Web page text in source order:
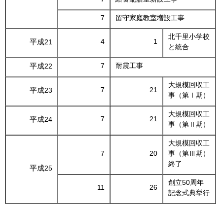
7 留守家庭教室増設工事
平成21 4 1
北千里小学校
と統合
平成22 7 耐震工事
平成23 7 21
大規模回収工
事（第Ⅰ期）
平成24 7 21
大規模回収工
事（第Ⅱ期）
平成25
7 20
大規模回収工
事（第Ⅲ期）
終了
11 26
創立50周年
記念式典挙行